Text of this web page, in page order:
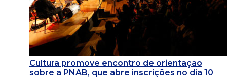
Cultura promove encontro de orientação
sobre a PNAB, que abre inscrições no dia 10